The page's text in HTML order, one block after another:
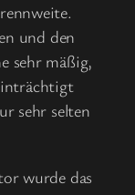
und den
sehr mäßig,
sehr selten
wurde das